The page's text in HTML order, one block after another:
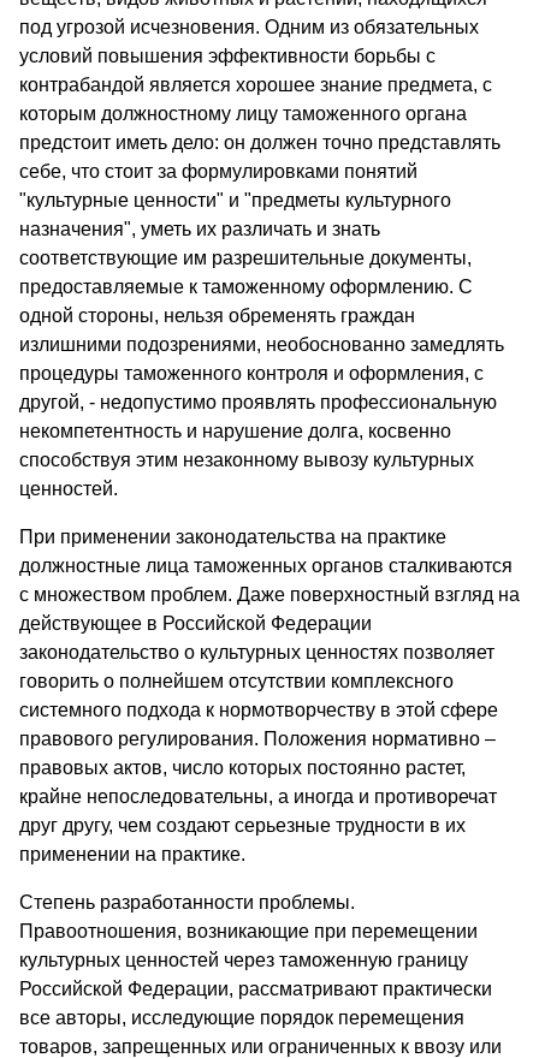
под угрозой исчезновения. Одним из обязательных
условий повышения эффективности борьбы с
контрабандой является хорошее знание предмета, с
которым должностному лицу таможенного органа
предстоит иметь дело: он должен точно представлять
себе, что стоит за формулировками понятий
"культурные ценности" и "предметы культурного
назначения", уметь их различать и знать
соответствующие им разрешительные документы,
предоставляемые к таможенному оформлению. С
одной стороны, нельзя обременять граждан
излишними подозрениями, необоснованно замедлять
процедуры таможенного контроля и оформления, с
другой, - недопустимо проявлять профессиональную
некомпетентность и нарушение долга, косвенно
способствуя этим незаконному вывозу культурных
ценностей.
При применении законодательства на практике
должностные лица таможенных органов сталкиваются
с множеством проблем. Даже поверхностный взгляд на
действующее в Российской Федерации
законодательство о культурных ценностях позволяет
говорить о полнейшем отсутствии комплексного
системного подхода к нормотворчеству в этой сфере
правового регулирования. Положения нормативно –
правовых актов, число которых постоянно растет,
крайне непоследовательны, а иногда и противоречат
друг другу, чем создают серьезные трудности в их
применении на практике.
Степень разработанности проблемы.
Правоотношения, возникающие при перемещении
культурных ценностей через таможенную границу
Российской Федерации, рассматривают практически
все авторы, исследующие порядок перемещения
товаров, запрещенных или ограниченных к ввозу или